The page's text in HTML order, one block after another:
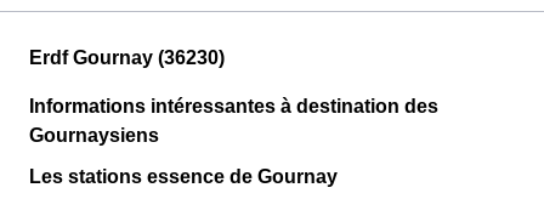
Erdf Gournay (36230)
Informations intéressantes à destination des
Gournaysiens
Les stations essence de Gournay